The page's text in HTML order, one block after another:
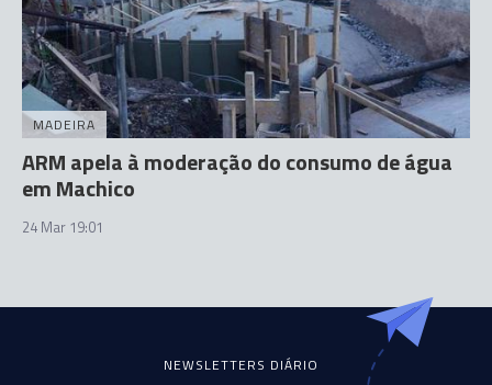
MADEIRA
ARM apela à moderação do consumo de água
em Machico
24 Mar 19:01
NEWSLETTERS DIÁRIO